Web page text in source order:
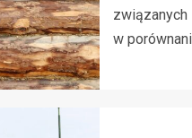
związanych
w